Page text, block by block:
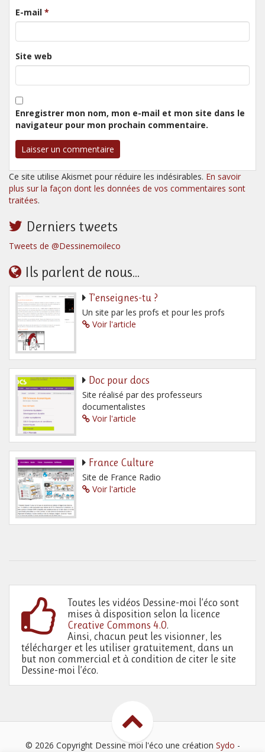
E-mail *
Site web
Enregistrer mon nom, mon e-mail et mon site dans le
navigateur pour mon prochain commentaire.
Ce site utilise Akismet pour réduire les indésirables. En savoir
plus sur la façon dont les données de vos commentaires sont
traitées.
Derniers tweets
Tweets de @Dessinemoileco
Ils parlent de nous...
T’enseignes-tu ?
Un site par les profs et pour les profs
Voir l'article
Doc pour docs
Site réalisé par des professeurs
documentalistes
Voir l'article
France Culture
Site de France Radio
Voir l'article
Toutes les vidéos Dessine-moi l’éco sont
mises à disposition selon la licence
Creative Commons 4.0.
Ainsi, chacun peut les visionner, les
télécharger et les utiliser gratuitement, dans un
but non commercial et à condition de citer le site
Dessine-moi l’éco.
© 2026 Copyright Dessine moi l'éco une création Sydo -